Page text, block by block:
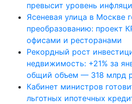
превысит уровень
Ясеневая улица в Москве
преобразованию: проект
офисами и ресторанами
Рекордный рост
недвижимость: +21% за
общий объем — 318 млрд
Кабинет министров
льготных ипотечных